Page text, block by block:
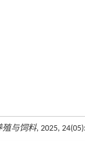
殖与饲料, 2025,